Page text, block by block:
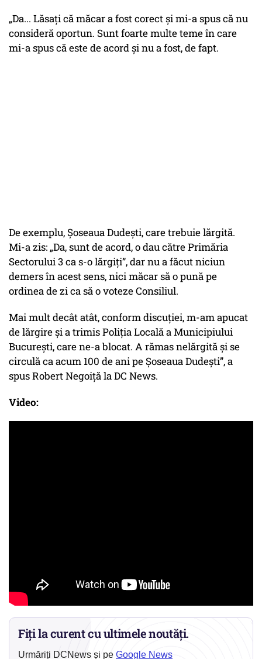
„Da... Lăsați că măcar a fost corect și mi-a spus că nu
consideră oportun. Sunt foarte multe teme în care
mi-a spus că este de acord și nu a fost, de fapt.
De exemplu, Șoseaua Dudești, care trebuie lărgită.
Mi-a zis: „Da, sunt de acord, o dau către Primăria
Sectorului 3 ca s-o lărgiți”, dar nu a făcut niciun
demers în acest sens, nici măcar să o pună pe
ordinea de zi ca să o voteze Consiliul.
Mai mult decât atât, conform discuției, m-am apucat
de lărgire și a trimis Poliția Locală a Municipiului
București, care ne-a blocat. A rămas nelărgită și se
circulă ca acum 100 de ani pe Șoseaua Dudești”, a
spus Robert Negoiță la DC News.
Video:
Fiți la curent cu ultimele noutăți.
Urmăriți DCNews și pe Google News